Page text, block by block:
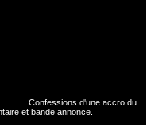
Confessions d'une accro du
et bande annonce.